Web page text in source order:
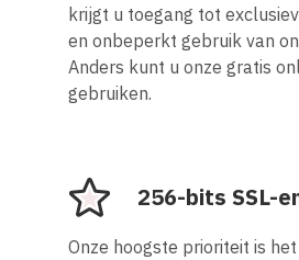
krijgt u toegang tot
en onbeperkt gebruik van
Anders kunt u onze gratis
gebruiken.
256-bits SSL-
Onze hoogste prioriteit is